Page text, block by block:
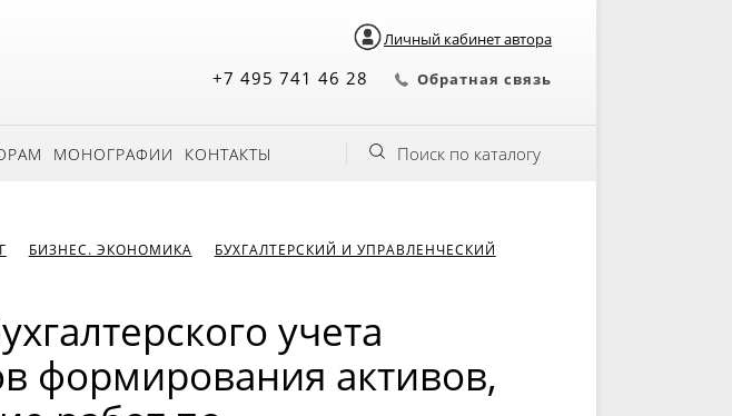
Личный кабинет автора
+7 495 741 46 28 Обратная связь
МОНОГРАФИИ КОНТАКТЫ Поиск по каталогу
БИЗНЕС. ЭКОНОМИКА
БУХГАЛТЕРСКИЙ И УПРАВЛЕНЧЕСКИЙ
учета
формирования активов,